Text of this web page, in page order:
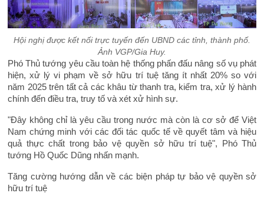
Hội nghị được kết nối trực tuyến đến UBND các tỉnh, thành phố.
Ảnh VGP/Gia Huy.
Phó Thủ tướng yêu cầu toàn hệ thống phấn đấu nâng số vụ phát
hiện, xử lý vi phạm về sở hữu trí tuệ tăng ít nhất 20% so với
năm 2025 trên tất cả các khâu từ thanh tra, kiểm tra, xử lý hành
chính đến điều tra, truy tố và xét xử hình sự.
"Đây không chỉ là yêu cầu trong nước mà còn là cơ sở để Việt
Nam chứng minh với các đối tác quốc tế về quyết tâm và hiệu
quả thực chất trong bảo vệ quyền sở hữu trí tuệ", Phó Thủ
tướng Hồ Quốc Dũng nhấn mạnh.
Tăng cường hướng dẫn về các biện pháp tự bảo vệ quyền sở
hữu trí tuệ